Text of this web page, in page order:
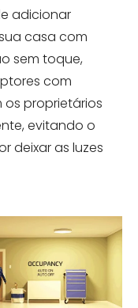
adicionar
casa com
sem toque,
com
proprietários
evitando o
deixar as luzes